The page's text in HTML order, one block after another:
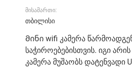
მისამართი:
თბილისი
Მინი wifi კამერა
საჭიროებებისთვის. იგი
კამერა მუშაობს